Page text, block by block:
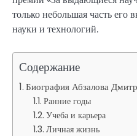
только небольшая часть его
науки и технологий.
Содержание
Биография Абзалова
Ранние годы
Учеба и карьера
Личная жизнь